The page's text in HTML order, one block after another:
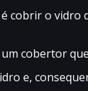
é cobrir o vidro
cobertor
e,